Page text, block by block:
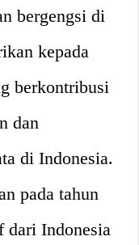
bergengsi di
kepada
berkontribusi
dan
di Indonesia.
pada tahun
dari Indonesia